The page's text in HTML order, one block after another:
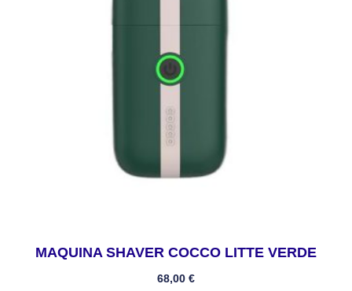
MAQUINA SHAVER COCCO LITTE VERDE
68,00 €